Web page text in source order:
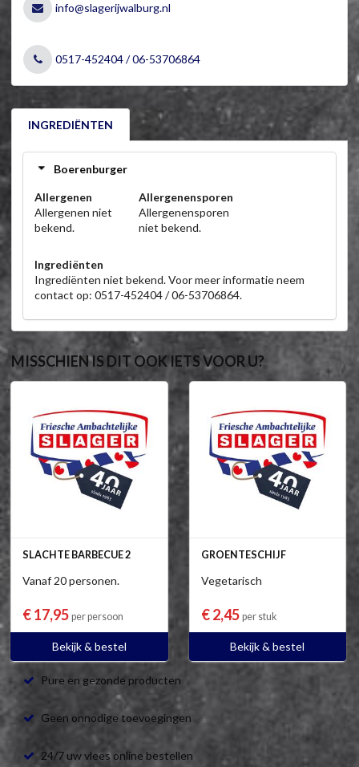
info@slagerijwalburg.nl
0517-452404 / 06-53706864
INGREDIËNTEN
Boerenburger
Allergenen
Allergenen niet
bekend.
Allergenensporen
Allergenensporen
niet bekend.
Ingrediënten
Ingrediënten niet bekend. Voor meer informatie neem
contact op: 0517-452404 / 06-53706864.
MISSCHIEN IS DIT OOK IETS VOOR U?
SLACHTE BARBECUE 2
Vanaf 20 personen.
€ 17,95 per persoon
Bekijk & bestel
GROENTESCHIJF
Vegetarisch
€ 2,45 per stuk
Bekijk & bestel
Pure en gezonde producten
Geen onnodige toevoegingen
24/7 uw vlees online bestellen